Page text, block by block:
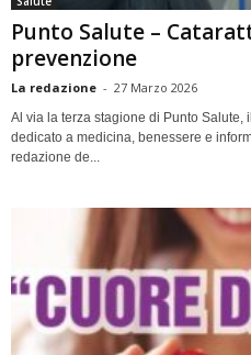
Punto Salute –
prevenzione
La redazione - 27 Marzo 2026
Al via la terza stagione di Punto Salute,
dedicato a medicina, benessere e
redazione de...